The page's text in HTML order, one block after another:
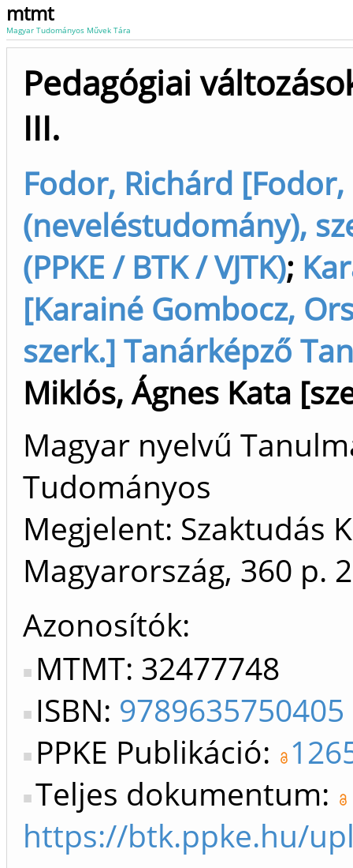
mtmt
Magyar Tudományos Művek Tára
Pedagógiai
III.
Fodor, Richárd
(neveléstudomány),
(PPKE / BTK / VJTK);
[Karainé Gombocz,
szerk.] Tanárképző
Miklós, Ágnes Kata
Magyar nyelvű
Tudományos
Megjelent: Szaktudás
Magyarország, 360 p.
Azonosítók
MTMT: 32477748
ISBN: 9789635750405
PPKE Publikáció:
Teljes dokumentum:
https://btk.ppke.hu/